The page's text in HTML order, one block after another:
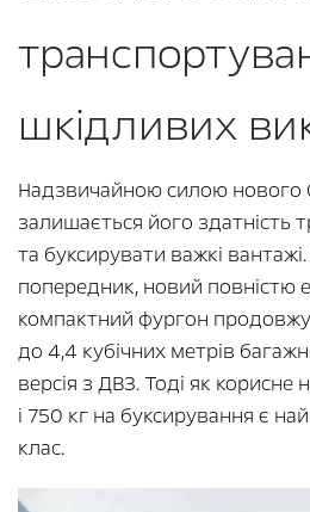
шкідливих
Надзвичайною силою нового
залишається його здатність
та буксирувати важкі
попередник, новий повністю
компактний фургон
до 4,4 кубічних метрів
версія з ДВЗ. Тоді як
і 750 кг на буксирування є
клас.